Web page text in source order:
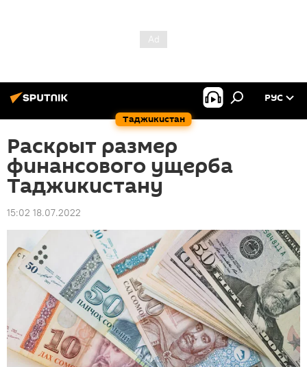
Таджикистан
РУС
Раскрыт размер
финансового ущерба
Таджикистану
15:02 18.07.2022